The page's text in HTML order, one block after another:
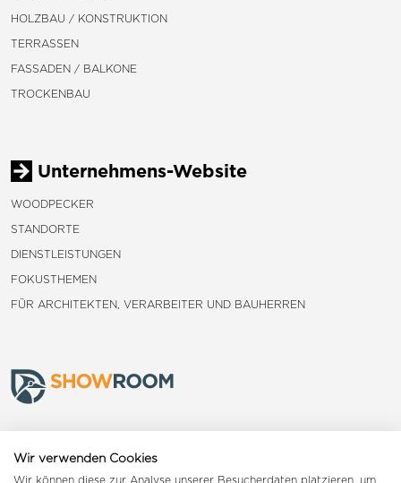
HOLZBAU / KONSTRUKTION
TERRASSEN
FASSADEN / BALKONE
TROCKENBAU
Unternehmens-Website
WOODPECKER
STANDORTE
DIENSTLEISTUNGEN
FOKUSTHEMEN
FÜR ARCHITEKTEN, VERARBEITER UND BAUHERREN
Wir verwenden Cookies
Wir können diese zur Analyse unserer Besucherdaten platzieren, um